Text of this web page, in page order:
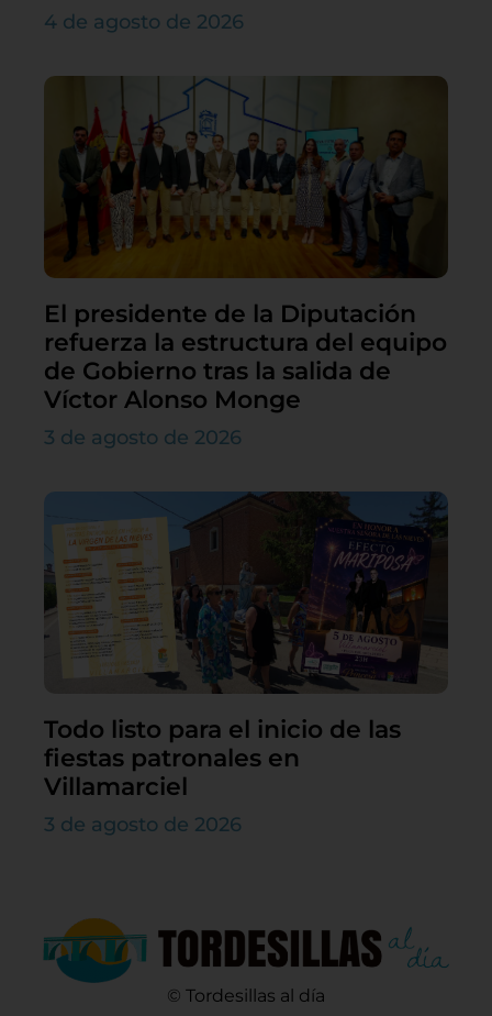
4 de agosto de 2026
El presidente de la Diputación
refuerza la estructura del equipo
de Gobierno tras la salida de
Víctor Alonso Monge
3 de agosto de 2026
Todo listo para el inicio de las
fiestas patronales en
Villamarciel
3 de agosto de 2026
© Tordesillas al día